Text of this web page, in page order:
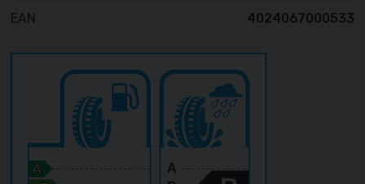
EAN 4024067000533
A